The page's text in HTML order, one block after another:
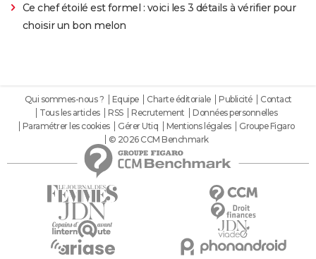
Ce chef étoilé est formel : voici les 3 détails à vérifier pour
choisir un bon melon
Qui sommes-nous ? Equipe Charte éditoriale Publicité
Contact
Tous les articles
RSS Recrutement
Données personnelles
Paramétrer les cookies
Gérer Utiq Mentions légales
Groupe Figaro
© 2026 CCM Benchmark